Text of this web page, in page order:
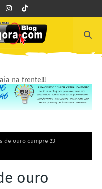
na frente!!!
de ouro cumpre 23
ouro